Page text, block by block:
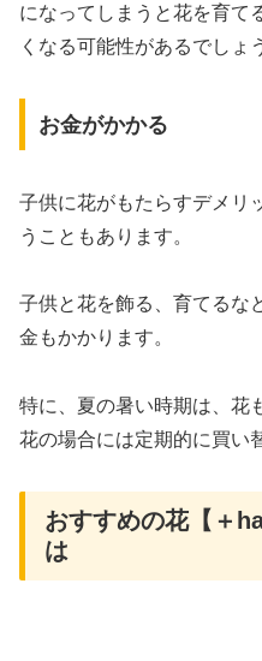
になってしまうと花を育て
くなる可能性があるでしょ
お金がかかる
子供に花がもたらすデメリ
うこともあります。
子供と花を飾る、育てるな
金もかかります。
特に、夏の暑い時期は、花
花の場合には定期的に買い
おすすめの花【＋
は